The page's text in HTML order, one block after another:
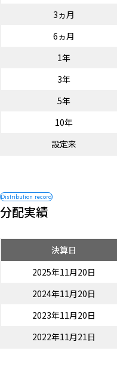
3ヵ月
6ヵ月
1年
3年
5年
10年
設定来
分配実績
決算日
2025年11月20日
2024年11月20日
2023年11月20日
2022年11月21日